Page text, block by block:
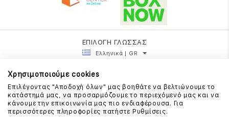
ΕΠΙΛΟΓΗ ΓΛΩΣΣΑΣ
Ελληνικά | GR
Χρησιμοποιούμε cookies
Επιλέγοντας "Αποδοχή όλων" μας βοηθάτε να βελτιώνουμε το
κατάστημά μας, να προσαρμόζουμε το περιεχόμενό μας και να
κάνουμε την επικοινωνία μας πιο ενδιαφέρουσα. Για
περισσότερες πληροφορίες πατήστε Ρυθμίσεις.